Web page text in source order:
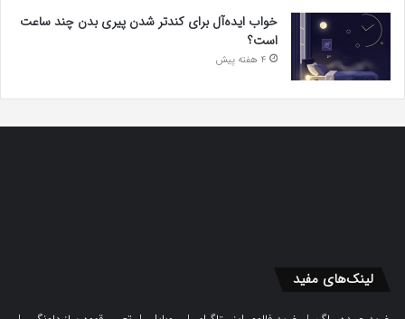
خواب ایده‌آل برای کندتر شدن پیری بدن چند ساعت
است؟
4 هفته پیش
لینک‌های مفید